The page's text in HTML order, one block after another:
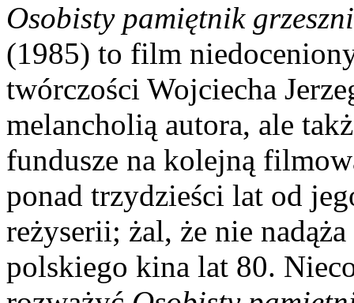
Osobisty pamiętnik
(1985) to film
twórczości Wojciecha
melancholią autora, ale
fundusze na kolejną
ponad trzydzieści lat od
reżyserii; żal, że nie
polskiego kina lat 80.